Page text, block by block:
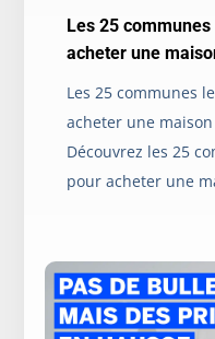
Les 25
acheter une
Les 25 communes
acheter une
Découvrez les 25
pour acheter une